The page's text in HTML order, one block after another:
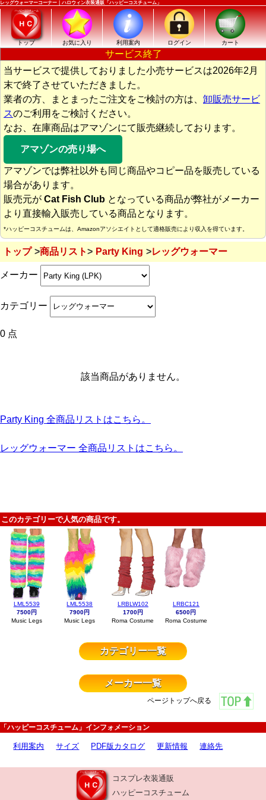
レッグウォーマーコーナー｜ハロウィン衣装通販「ハッピーコスチューム」
トップ お気に入り 利用案内 ログイン カート
サービス終了
当サービスで提供しておりました小売サービスは2026年2月
末で終了させていただきました。
業者の方、まとまったご注文をご検討の方は、 卸販売サービ
スのご利用をご検討ください。
なお、在庫商品はアマゾンにて販売継続しております。
アマゾンの売り場へ
アマゾンでは弊社以外も同じ商品やコピー品を販売している
場合があります。
販売元が Cat Fish Club となっている商品が弊社がメーカー
より直接輸入販売している商品となります。
*ハッピーコスチュームは、Amazonアソシエイトとして適格販売により収入を得ています。
トップ 商品リスト Party King レッグウォーマー
メーカー
カテゴリー
0 点
該当商品がありません。
Party King 全商品リストはこちら。
レッグウォーマー 全商品リストはこちら。
このカテゴリーで人気の商品です。
LML5539
7500円
Music Legs
LML5538
7900円
Music Legs
LRBLW102
1700円
Roma Costume
LRBC121
6500円
Roma Costume
カテゴリー一覧
メーカー一覧
ページトップへ戻る
「ハッピーコスチューム」インフォメーション
利用案内 サイズ PDF版カタログ 更新情報 連絡先
コスプレ衣装通販
ハッピーコスチューム